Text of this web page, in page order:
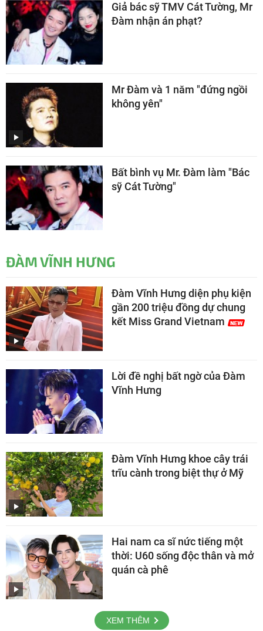
Giả bác sỹ TMV Cát Tường, Mr
Đàm nhận án phạt?
Mr Đàm và 1 năm "đứng ngồi
không yên"
Bất bình vụ Mr. Đàm làm "Bác
sỹ Cát Tường"
ĐÀM VĨNH HƯNG
Đàm Vĩnh Hưng diện phụ kiện
gần 200 triệu đồng dự chung
kết Miss Grand Vietnam
Lời đề nghị bất ngờ của Đàm
Vĩnh Hưng
Đàm Vĩnh Hưng khoe cây trái
trĩu cành trong biệt thự ở Mỹ
Hai nam ca sĩ nức tiếng một
thời: U60 sống độc thân và mở
quán cà phê
XEM THÊM